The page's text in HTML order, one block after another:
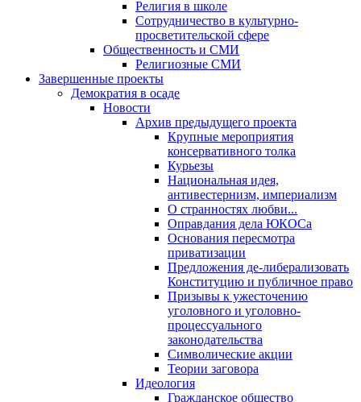
Религия в школе
Сотрудничество в культурно-
просветительской сфере
Общественность и СМИ
Религиозные СМИ
Завершенные проекты
Демократия в осаде
Новости
Архив предыдущего проекта
Крупные мероприятия
консервативного толка
Курьезы
Национальная идея,
антивестернизм, империализм
О странностях любви...
Оправдания дела ЮКОСа
Основания пересмотра
приватизации
Предложения де-либерализовать
Конституцию и публичное право
Призывы к ужесточению
уголовного и уголовно-
процессуального
законодательства
Символические акции
Теории заговора
Идеология
Гражданское общество